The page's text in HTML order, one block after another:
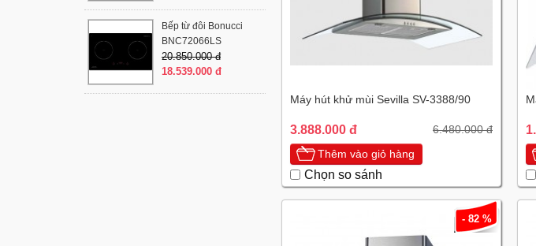
Máy hút khử mùi Sevilla SV-3388/90
3.888.000 đ 6.480.000 đ
Thêm vào giỏ hàng
Chọn so sánh
- 82 %
Bếp từ đôi Bonucci
BNC72066LS
20.850.000 đ
18.539.000 đ